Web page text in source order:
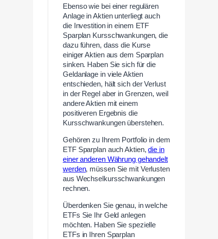
Ebenso wie bei einer regulären
Anlage in Aktien unterliegt auch
die Investition in einem ETF
Sparplan Kursschwankungen, die
dazu führen, dass die Kurse
einiger Aktien aus dem Sparplan
sinken. Haben Sie sich für die
Geldanlage in viele Aktien
entschieden, hält sich der Verlust
in der Regel aber in Grenzen, weil
andere Aktien mit einem
positiveren Ergebnis die
Kursschwankungen überstehen.
Gehören zu Ihrem Portfolio in dem
ETF Sparplan auch Aktien,die in
einer anderen Währung gehandelt
werden, müssen Sie mit Verlusten
aus Wechselkursschwankungen
rechnen.
Überdenken Sie genau, in welche
ETFs Sie Ihr Geld anlegen
möchten. Haben Sie spezielle
ETFs in Ihren Sparplan